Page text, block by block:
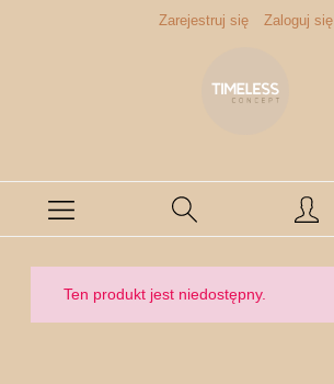
Zarejestruj się Zaloguj się
Ten produkt jest niedostępny.